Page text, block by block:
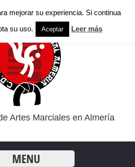
Artes Marciales en Almería
MENU
mejorar su experiencia. Si continua
su uso.
Aceptar Leer más